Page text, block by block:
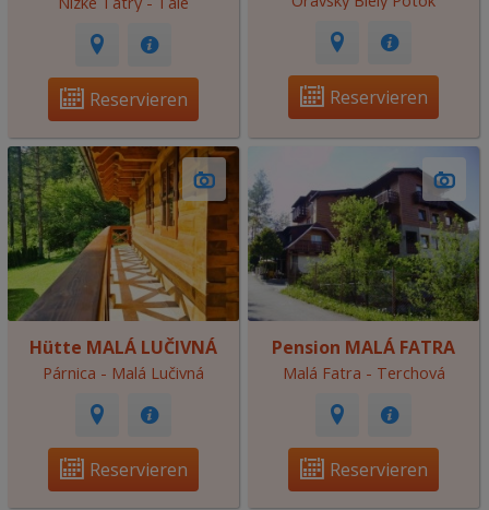
Reservieren Reservieren
Hütte MALÁ LUČIVNÁ
Párnica - Malá Lučivná
Reservieren
Pension MALÁ FATRA
Malá Fatra - Terchová
Reservieren